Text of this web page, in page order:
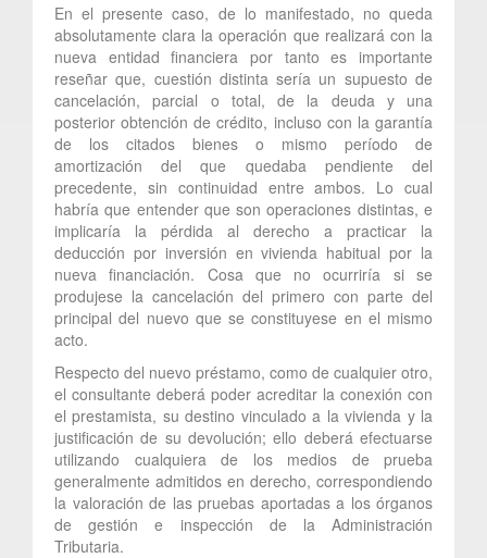
En el presente caso, de lo manifestado, no queda
absolutamente clara la operación que realizará con la
nueva entidad financiera por tanto es importante
reseñar que, cuestión distinta sería un supuesto de
cancelación, parcial o total, de la deuda y una
posterior obtención de crédito, incluso con la garantía
de los citados bienes o mismo período de
amortización del que quedaba pendiente del
precedente, sin continuidad entre ambos. Lo cual
habría que entender que son operaciones distintas, e
implicaría la pérdida al derecho a practicar la
deducción por inversión en vivienda habitual por la
nueva financiación. Cosa que no ocurriría si se
produjese la cancelación del primero con parte del
principal del nuevo que se constituyese en el mismo
acto.
Respecto del nuevo préstamo, como de cualquier otro,
el consultante deberá poder acreditar la conexión con
el prestamista, su destino vinculado a la vivienda y la
justificación de su devolución; ello deberá efectuarse
utilizando cualquiera de los medios de prueba
generalmente admitidos en derecho, correspondiendo
la valoración de las pruebas aportadas a los órganos
de gestión e inspección de la Administración
Tributaria.